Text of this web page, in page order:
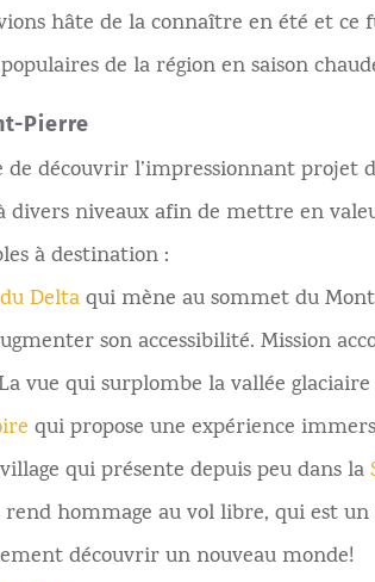
hâte de la connaître en été et
de la région en saison
Pierre
de découvrir l’impressionnant projet
divers niveaux afin de mettre en
à destination :
Deltaqui mène au sommet du
son accessibilité. Mission
vue qui surplombe la vallée
qui propose une expérience
qui présente depuis peu dans la
rend hommage au vol libre, qui est
découvrir un nouveau monde!